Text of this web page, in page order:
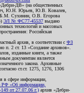
«Дебри-ДВ» (на общественных
Ю.Н. Юрьев, Ю.В. Ковалев,
Сухинин, О.В. Егорова
ЭЛ № ФС77-45537 выдано
технологий и массовых
Российская
архив, в соответствии с ФЗ
п. 2 ст. 13 «Создание архивов».
изданные книги, а также
документам является
закона. Архивные
ст.ст. 1275, 1276, 1306
в сфере информации,
РФ «Об информации,
от 27.07.06 г.) архив «Дебри-